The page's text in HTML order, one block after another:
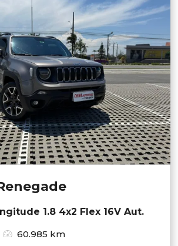
1.8 4x2 Flex 16V Aut.
60.985 km